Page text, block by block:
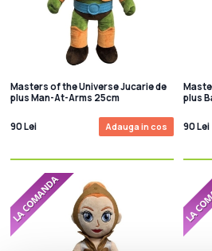
Masters of the Universe Jucarie de
plus Man-At-Arms 25cm
90 Lei Adauga in cos
plus
90 Lei